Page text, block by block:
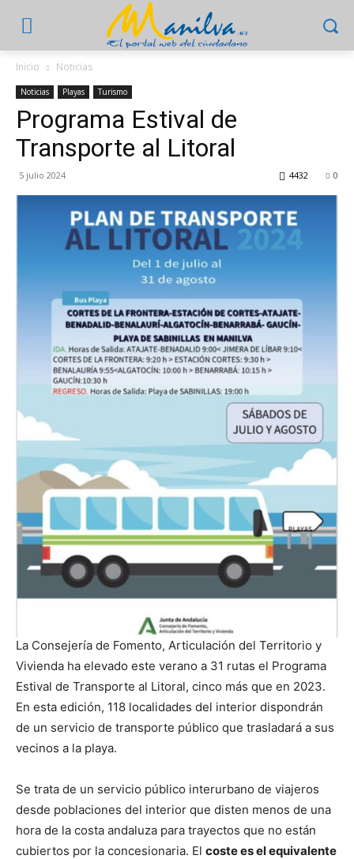
Inicio Noticias
Noticias Playas Turismo
Programa Estival de
Transporte al Litoral
5 julio 2024 0
4432
La Consejería de Fomento, Articulación del Territorio y
Vivienda ha elevado este verano a 31 rutas el Programa
Estival de Transporte al Litoral, cinco más que en 2023.
En esta edición, 118 localidades del interior dispondrán
de un servicio de transporte público que trasladará a sus
vecinos a la playa.
Se trata de un servicio público interurbano de viajeros
desde poblaciones del interior que disten menos de una
hora de la costa andaluza para trayectos que no están
cubiertos por la concesionaria. El coste es el equivalente